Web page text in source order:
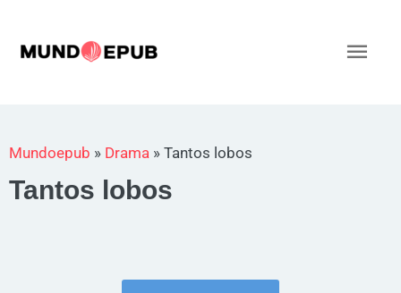
contenido
Mundoepub » Drama » Tantos lobos
Tantos lobos